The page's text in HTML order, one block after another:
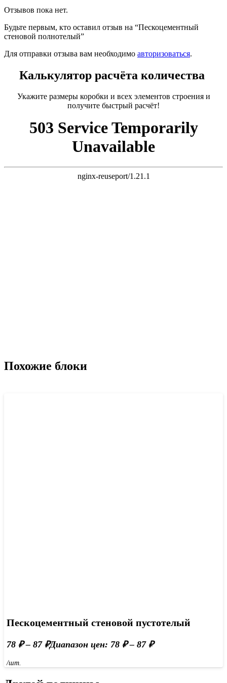
Отзывов пока нет.
Будьте первым, кто оставил отзыв на “Пескоцементный
стеновой полнотелый”
Для отправки отзыва вам необходимо авторизоваться.
Калькулятор расчёта количества
Укажите размеры коробки и всех элементов строения и
получите быстрый расчёт!
Похожие блоки
Пескоцементный стеновой пустотелый
78 ₽ – 87 ₽Диапазон цен: 78 ₽ – 87 ₽
/шт.